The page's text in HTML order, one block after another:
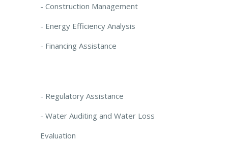
- Construction Management
- Energy Efficiency Analysis
- Financing Assistance
- Regulatory Assistance
- Water Auditing and Water Loss
Evaluation